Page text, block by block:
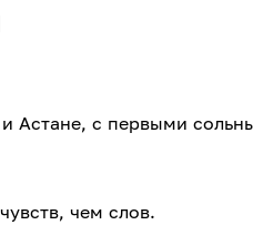
Астане, с первыми
чем слов.